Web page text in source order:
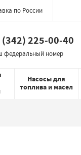
по России
(342) 225-00-40
федеральный номер
Насосы для
топлива и масел